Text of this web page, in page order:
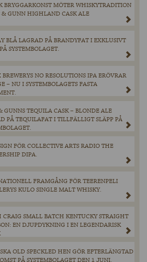
BRYGGARKONST MÖTER WHISKYTRADITION
GUNN HIGHLAND CASK ALE
BLÅ LAGRAD PÅ BRANDYFAT I EXKLUSIVT
SYSTEMBOLAGET.
BREWERYS NO RESOLUTIONS IPA ERÖVRAR
– NU I SYSTEMBOLAGETS FASTA
GUNNS TEQUILA CASK – BLONDE ALE
PÅ TEQUILAFAT I TILLFÄLLIGT SLÄPP PÅ
FÖR COLLECTIVE ARTS RADIO THE
DIPA.
FRAMGÅNG FÖR TEERENPELI
KULO SINGLE MALT WHISKY.
CRAIG SMALL BATCH KENTUCKY STRAIGHT
EN DJUPDYKNING I EN LEGENDARISK
OLD SPECKLED HEN GÖR EFTERLÄNGTAD
PÅ SYSTEMBOLAGET DEN 1 JUNI.